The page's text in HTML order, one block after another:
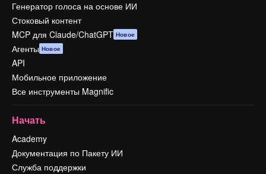
Генератор голоса на основе ИИ
Стоковый контент
MCP для Claude/ChatGPT Новое
Агенты Новое
API
Мобильное приложение
Все инструменты Magnific
Начать
Academy
Документация по Пакету ИИ
Служба поддержки